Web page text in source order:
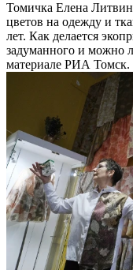
Томичка Елена
цветов на одежду и
лет. Как делается
задуманного и можно
материале РИА Томск.